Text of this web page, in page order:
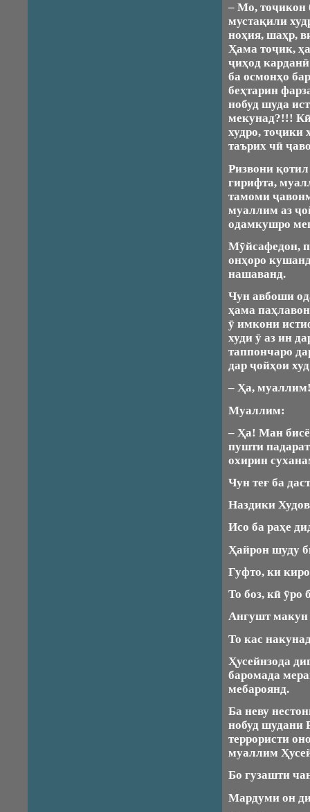
– Мо, тоҷикон
мустақили
ноҳия, шаҳр,
Ҳама тоҷик,
ҷиҳод
ба осмонҳо
беҳтарин
нобуд шуда
мекунад?!!!
худро, тоҷики
таърих чӣ
Ризвони
гирифта,
тамоми
муаллим аз
одамкушро
Мӯйсафедон,
онҳоро
нашаванд.
Чун авбоши
ҳама
ӯ имкони
худи ӯ аз ин
таппончаро
дар ҷойҳои
– Ҳа,
Муаллим:
– Ҳа! Ман
пушти
охирин
Чун теғ ба
Наздики
Исо ба раҳе
Ҳайрон шуду
Гуфто, ки
То боз, кӣ
Ангушт макун
То кас
Ҳусейнзода
баромада
мебароянд.
Ба неву
нобуд шудани
террористи
муаллим
Бо гузашти
Мардуми он